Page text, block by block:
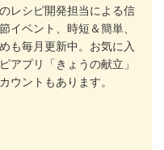
レシピ開発担当による信
イベント、時短＆簡単、
も毎月更新中。お気に入
アプリ「きょうの献立」
ウントもあります。